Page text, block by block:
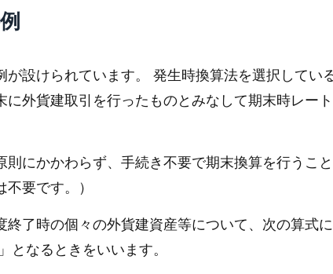
設けられています。 発生時換算法を選択してい
に外貨建取引を行ったものとみなして期末時レー
にかかわらず、手続き不要で期末換算を行うこと
要です。）
終了時の個々の外貨建資産等について、次の算式
となるときをいいます。